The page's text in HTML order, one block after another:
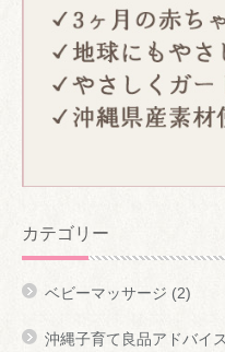
カテゴリー
ベビーマッサージ (2)
沖縄子育て良品アドバイス